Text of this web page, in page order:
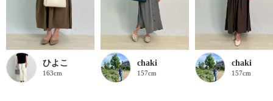
ひよこ
163cm
chaki
157cm
chaki
157cm